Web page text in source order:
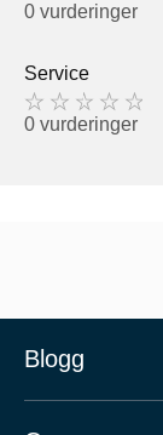
0 vurderinger
Service
0 vurderinger
Blogg